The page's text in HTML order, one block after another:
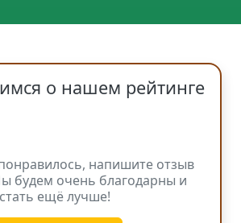
о нашем рейтинге
напишите отзыв
будем очень благодарны и
ещё лучше!